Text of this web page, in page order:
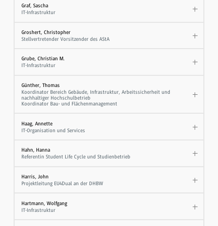
Graf, Sascha
IT-Infrastruktur
Groshert, Christopher
Stellvertretender Vorsitzender des AStA
Grube, Christian M.
IT-Infrastruktur
Günther, Thomas
Koordinator Bereich Gebäude, Infrastruktur, Arbeitssicherheit und
nachhaltiger Hochschulbetrieb
Koordinator Bau- und Flächenmanagement
Haag, Annette
IT-Organisation und Services
Hahn, Hanna
Referentin Student Life Cycle und Studienbetrieb
Harris, John
Projektleitung EU4Dual an der DHBW
Hartmann, Wolfgang
IT-Infrastruktur